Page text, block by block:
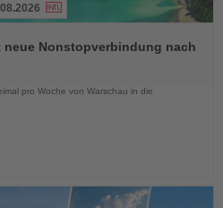
Nonstopverbindung nach
pro Woche von Warschau in die